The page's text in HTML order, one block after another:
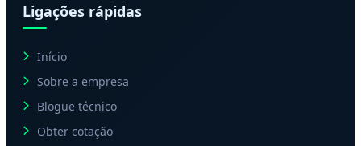
Ligações rápidas
Início
Sobre a empresa
Blogue técnico
Obter cotação